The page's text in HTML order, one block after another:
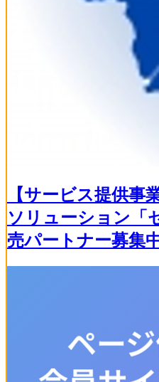
【サービス提供事
ソリューション「
売パートナー募集